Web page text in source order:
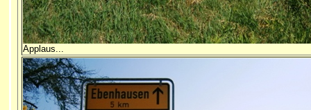
Applaus...